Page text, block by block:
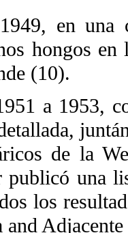
en una
hongos
(10).
a 1953,
de la
publicó una
los
and